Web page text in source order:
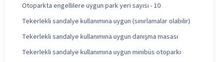
Otoparkta engellilere uygun park yeri sayısı - 10
Tekerlekli sandalye kullanımına uygun (sınırlamalar olabilir)
Tekerlekli sandalye kullanımına uygun danışma masası
Tekerlekli sandalye kullanımına uygun minibüs otoparkı